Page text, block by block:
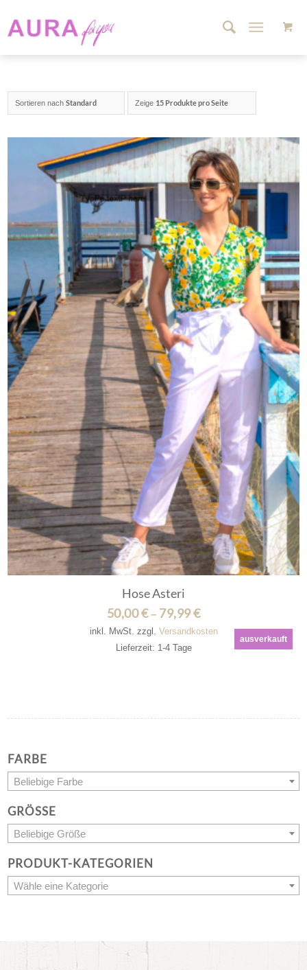
Sortieren nachStandard Zeige 15 Produkte pro Seite
ausverkauft
Hose Asteri
50,00€– 79,99€
inkl. MwSt. zzgl. Versandkosten
Lieferzeit: 1-4 Tage
FARBE
Beliebige Farbe
GRÖSSE
Beliebige Größe
PRODUKT-KATEGORIEN
Wähle eine Kategorie